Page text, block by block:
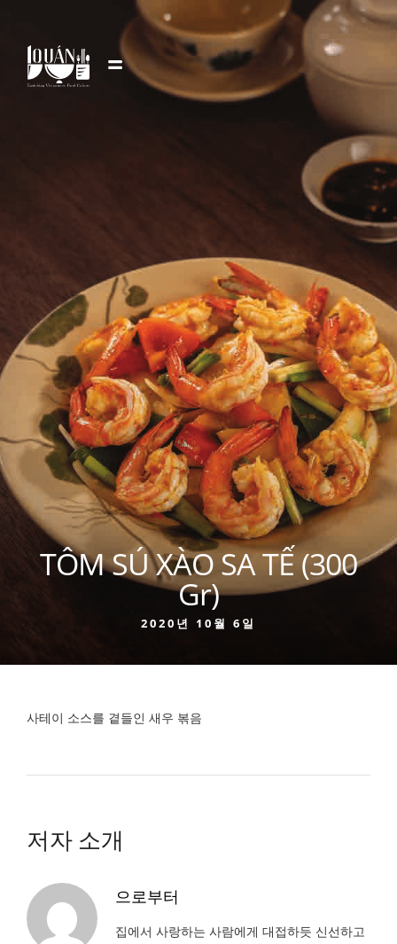
TÔM SÚ XÀO SA TẾ (300
Gr)
2020년 10월 6일
사테이 소스를 곁들인 새우 볶음
저자 소개
으로부터
집에서 사랑하는 사람에게 대접하듯 신선하고